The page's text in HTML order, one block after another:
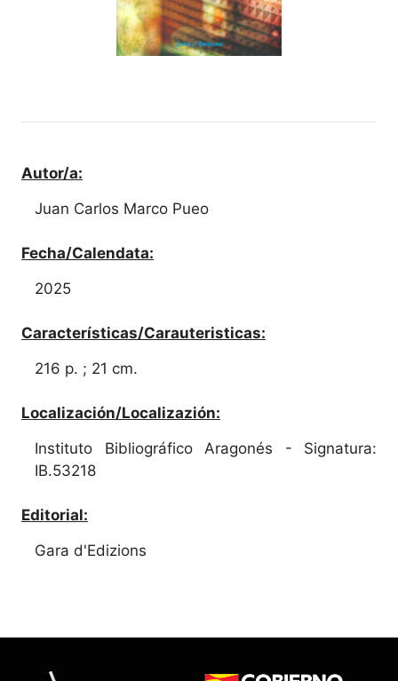
Autor/a:
Juan Carlos Marco Pueo
Fecha/Calendata:
2025
Características/Carauteristicas:
216 p. ; 21 cm.
Localización/Localizazión:
Instituto Bibliográfico Aragonés - Signatura:
IB.53218
Editorial:
Gara d'Edizions